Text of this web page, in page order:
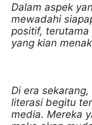
Dalam aspek
mewadahi
positif,
yang kian
Di era
literasi begitu
media. Mereka